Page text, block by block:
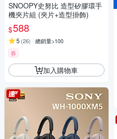
SNOOPY史努比 造型矽膠環手
機夾片組 (夾片+造型掛飾)
$588
5 (26) 總銷量>100
券
加入購物車